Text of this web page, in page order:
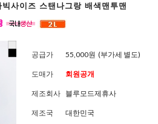
이즈 스탠나그랑 배색맨투맨
공급가 55,000원 (부가세 별도)
도매가 회원공개
제조회사 블루모드제휴사
제조국 대한민국